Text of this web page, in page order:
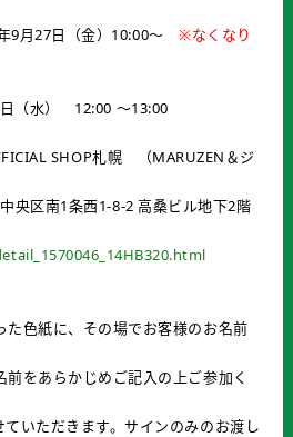
9月27日（金）10:00～※なくなり
（水） 12:00 ～13:00
SHOP札幌 （MARUZEN＆ジ
央区南1条西1-8-2 高桑ビル地下2階
た色紙に、その場でお客様のお名前
前をあらかじめご記入の上ご参加く
いただきます。サインのみのお渡し